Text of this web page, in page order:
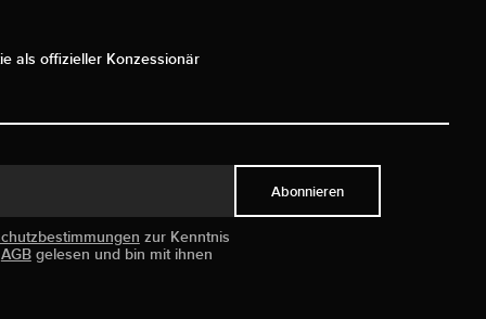
als offizieller Konzessionär
zur Kenntnis
AGBgelesen und bin mit ihnen
Abonnieren